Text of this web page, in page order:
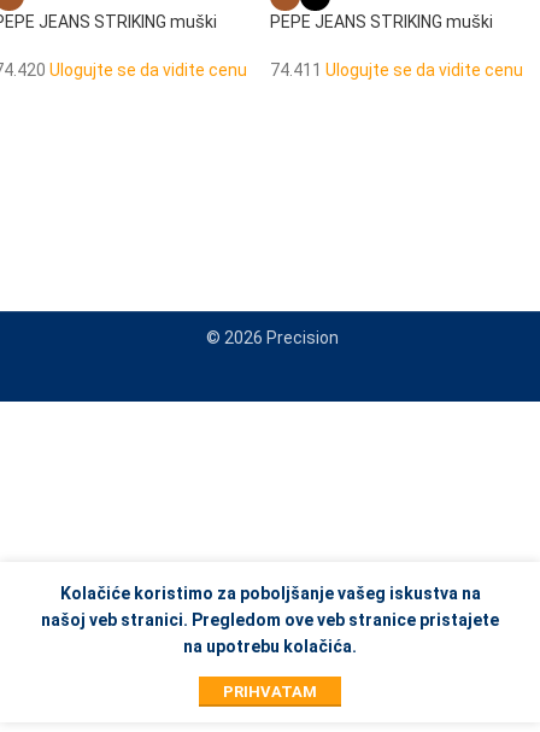
JEANS STRIKING muški
Ulogujte se da vidite cenu
PEPE JEANS STRIKING muški
74.411 Ulogujte se da vidite cenu
© 2026 Precision
Kolačiće koristimo za poboljšanje vašeg iskustva na
našoj veb stranici. Pregledom ove veb stranice pristajete
na upotrebu kolačića.
PRIHVATAM